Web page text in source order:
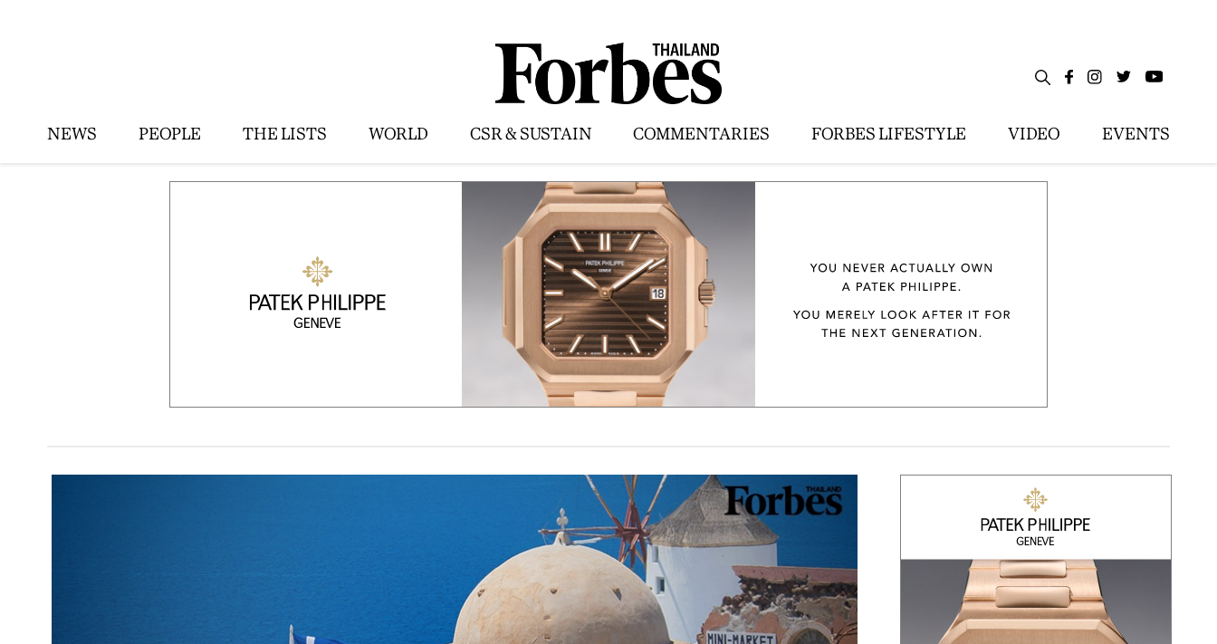
NEWS PEOPLE THE LISTS WORLD CSR & SUSTAIN COMMENTARIES FORBES LIFESTYLE VIDEO EVENTS